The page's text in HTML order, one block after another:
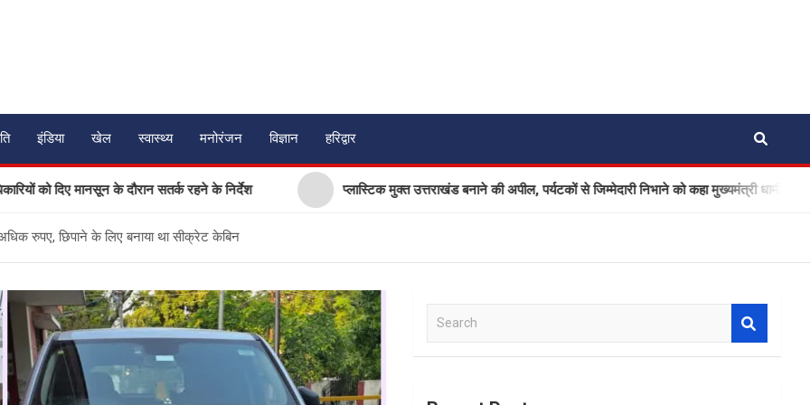
इंडिया खेल स्वास्थ्य मनोरंजन विज्ञान हरिद्वार
मानसून के दौरान सतर्क रहने के निर्देश प्लास्टिक मुक्त उत्तराखंड बनाने की अपील, पर्यटकों से जिम्मेदारी निभाने को कहा मुख्यमंत्री धामी ने
रुपए, छिपाने के लिए बनाया था सीक्रेट केबिन
a